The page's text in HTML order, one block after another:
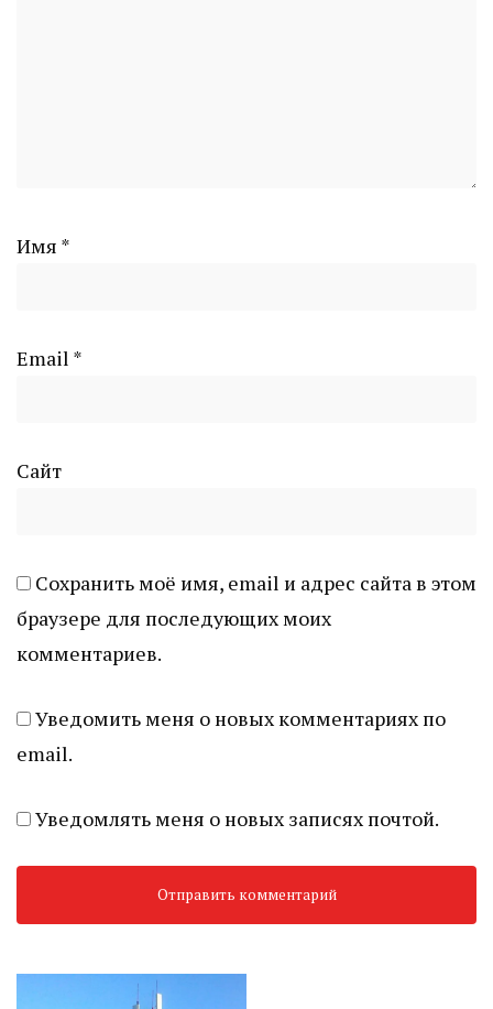
Имя *
Email *
Сайт
Сохранить моё имя, email и адрес сайта в этом
браузере для последующих моих
комментариев.
Уведомить меня о новых комментариях по
email.
Уведомлять меня о новых записях почтой.